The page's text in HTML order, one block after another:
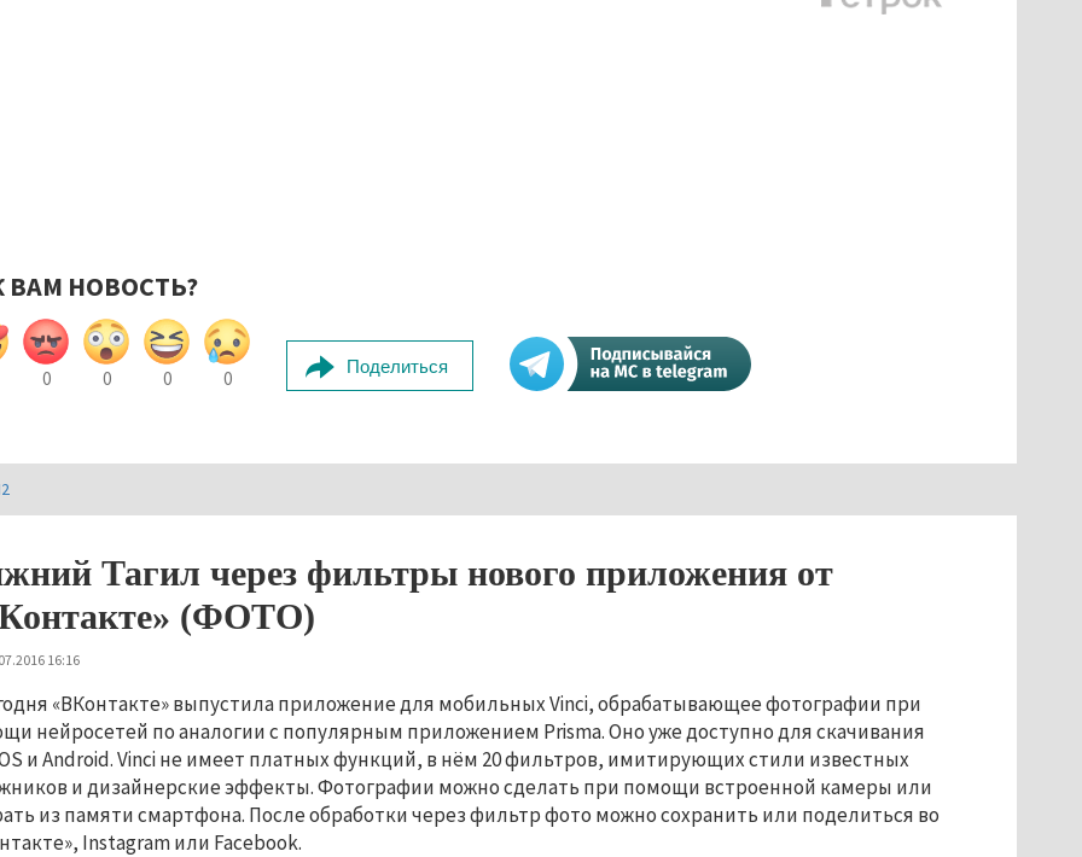
ВАМ НОВОСТЬ?
0 0 0 0
Поделиться
Тагил через фильтры нового приложения от
(ФОТО)
16:16
«ВКонтакте» выпустила приложение для мобильных Vinci, обрабатывающее фотографии при
нейросетей по аналогии с популярным приложением Prisma. Оно уже доступно для скачивания
и Android. Vinci не имеет платных функций, в нём 20 фильтров, имитирующих стили известных
и дизайнерские эффекты. Фотографии можно сделать при помощи встроенной камеры или
из памяти смартфона. После обработки через фильтр фото можно сохранить или поделиться во
Instagram или Facebook.